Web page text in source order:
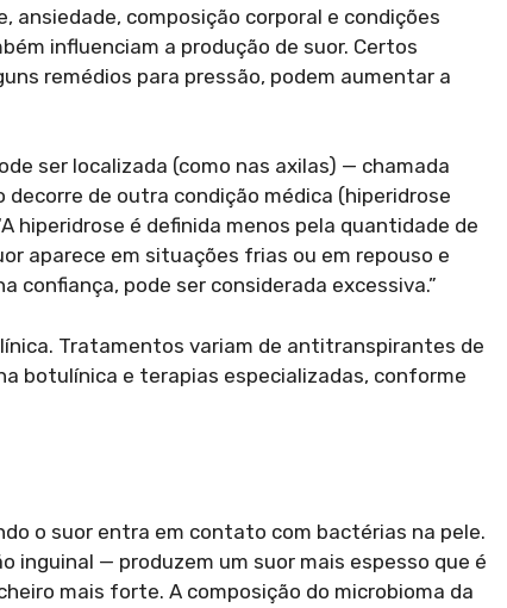
ansiedade, composição corporal e condições
influenciam a produção de suor. Certos
remédios para pressão, podem aumentar a
ser localizada (como nas axilas) — chamada
de outra condição médica (hiperidrose
hiperidrose é definida menos pela quantidade de
aparece em situações frias ou em repouso e
confiança, pode ser considerada excessiva.”
Tratamentos variam de antitranspirantes de
botulínica e terapias especializadas, conforme
o suor entra em contato com bactérias na pele.
inguinal — produzem um suor mais espesso que é
mais forte. A composição do microbioma da